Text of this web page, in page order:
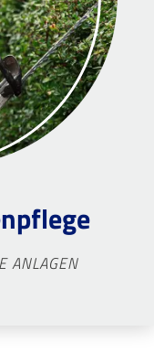
ANLAGEN